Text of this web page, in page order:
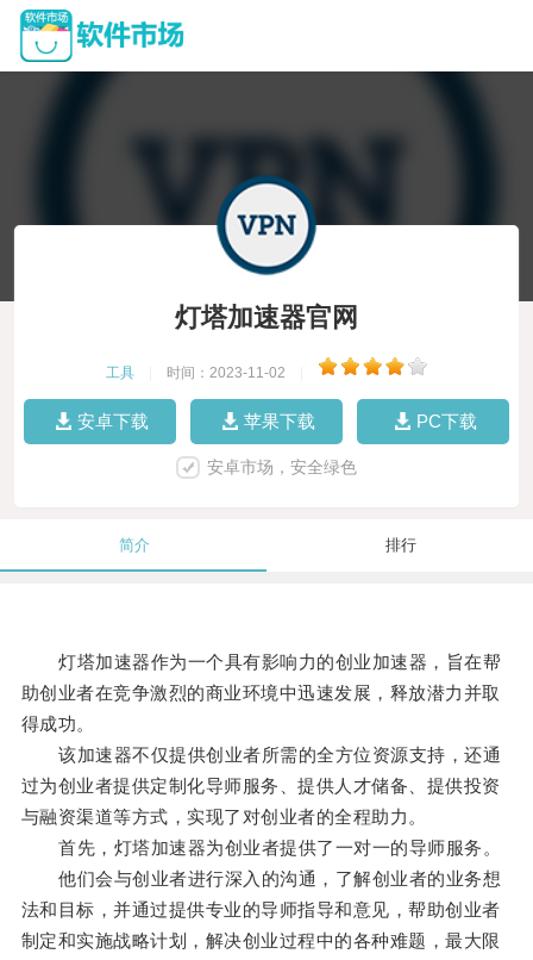
灯塔加速器官网
工具 时间：2023-11-02
安卓下载 苹果下载 PC下载
安卓市场，安全绿色
简介 排行
灯塔加速器作为一个具有影响力的创业加速器，旨在帮
助创业者在竞争激烈的商业环境中迅速发展，释放潜力并取
得成功。
该加速器不仅提供创业者所需的全方位资源支持，还通
过为创业者提供定制化导师服务、提供人才储备、提供投资
与融资渠道等方式，实现了对创业者的全程助力。
首先，灯塔加速器为创业者提供了一对一的导师服务。
他们会与创业者进行深入的沟通，了解创业者的业务想
法和目标，并通过提供专业的导师指导和意见，帮助创业者
制定和实施战略计划，解决创业过程中的各种难题，最大限